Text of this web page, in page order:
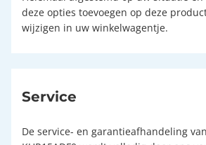
deze opties toevoegen op deze
wijzigen in uw winkelwagentje.
Service
De service- en garantieafhandeling